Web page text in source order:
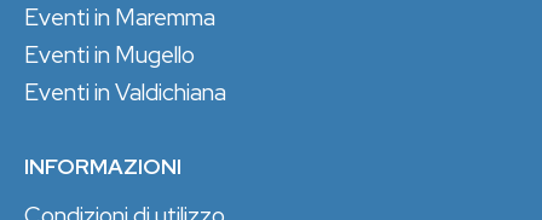
Eventi in Maremma
Eventi in Mugello
Eventi in Valdichiana
INFORMAZIONI